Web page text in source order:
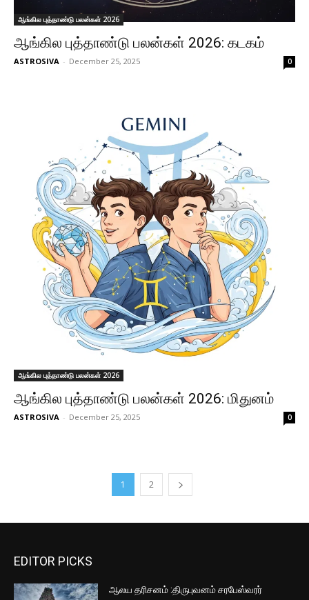
ஆங்கில புத்தாண்டு பலன்கள் 2026
ஆங்கில புத்தாண்டு பலன்கள் 2026: கடகம்
ASTROSIVA - December 25, 2025 0
ஆங்கில புத்தாண்டு பலன்கள் 2026
ஆங்கில புத்தாண்டு பலன்கள் 2026: மிதுனம்
ASTROSIVA - December 25, 2025 0
1 2
EDITOR PICKS
ஆலய தரிசனம் :திருபுவனம் சரபேஸ்வரர்